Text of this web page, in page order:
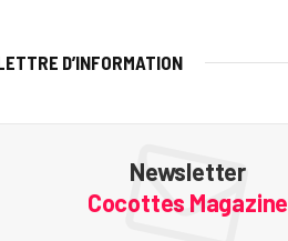
D’INFORMATION
Newsletter
Cocottes Magazine